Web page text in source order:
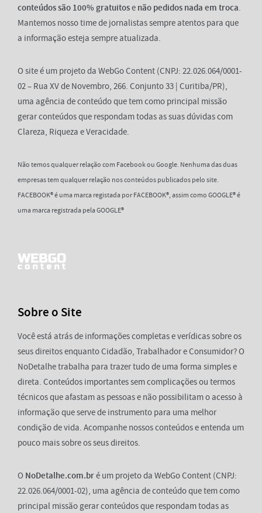
conteúdos são 100% gratuitose não pedidos nada em troca.
Mantemos nosso time de jornalistas sempre atentos para que
a informação esteja sempre atualizada.
O site é um projeto da WebGo Content (CNPJ: 22.026.064/0001-
02 – Rua XV de Novembro, 266. Conjunto 33 | Curitiba/PR),
uma agência de conteúdo que tem como principal missão
gerar conteúdos que respondam todas as suas dúvidas com
Clareza, Riqueza e Veracidade.
Não temos qualquer relação com Facebook ou Google. Nenhuma das duas
empresas tem qualquer relação nos conteúdos publicados pelo site.
FACEBOOK® é uma marca registada por FACEBOOK®, assim como GOOGLE® é
uma marca registrada pela GOOGLE®
Sobre o Site
Você está atrás de informações completas e verídicas sobre os
seus direitos enquanto Cidadão, Trabalhador e Consumidor? O
NoDetalhe trabalha para trazer tudo de uma forma simples e
direta. Conteúdos importantes sem complicações ou termos
técnicos que afastam as pessoas e não possibilitam o acesso à
informação que serve de instrumento para uma melhor
condição de vida. Acompanhe nossos conteúdos e entenda um
pouco mais sobre os seus direitos.
O NoDetalhe.com.bré um projeto da WebGo Content (CNPJ:
22.026.064/0001-02), uma agência de conteúdo que tem como
principal missão gerar conteúdos que respondam todas as